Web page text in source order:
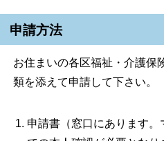
申請方法
お住まいの各区福祉・介護保
類を添えて申請して下さい。
申請書（窓口にあります